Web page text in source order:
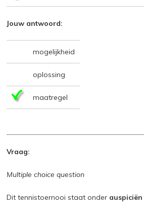
Jouw antwoord:
mogelijkheid
oplossing
maatregel
Vraag:
Multiple choice question
Dit tennistoernooi staat onder auspiciën